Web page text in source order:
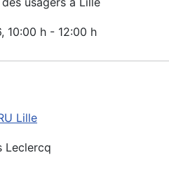
, 10:00 h - 12:00 h
Lille
Leclercq